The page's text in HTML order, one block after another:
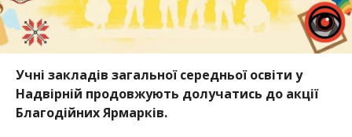
Учні закладів загальної середньої освіти у
Надвірній продовжують долучатись до акції
Благодійних Ярмарків.